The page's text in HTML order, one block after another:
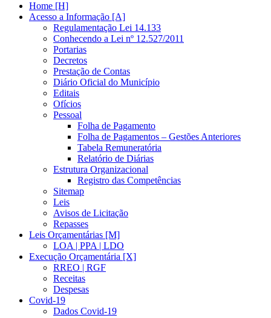
Home [H]
Acesso a Informação [A]
Regulamentação Lei 14.133
Conhecendo a Lei nº 12.527/2011
Portarias
Decretos
Prestação de Contas
Diário Oficial do Município
Editais
Ofícios
Pessoal
Folha de Pagamento
Folha de Pagamentos – Gestões Anteriores
Tabela Remuneratória
Relatório de Diárias
Estrutura Organizacional
Registro das Competências
Sitemap
Leis
Avisos de Licitação
Repasses
Leis Orçamentárias [M]
LOA | PPA | LDO
Execução Orçamentária [X]
RREO | RGF
Receitas
Despesas
Covid-19
Dados Covid-19